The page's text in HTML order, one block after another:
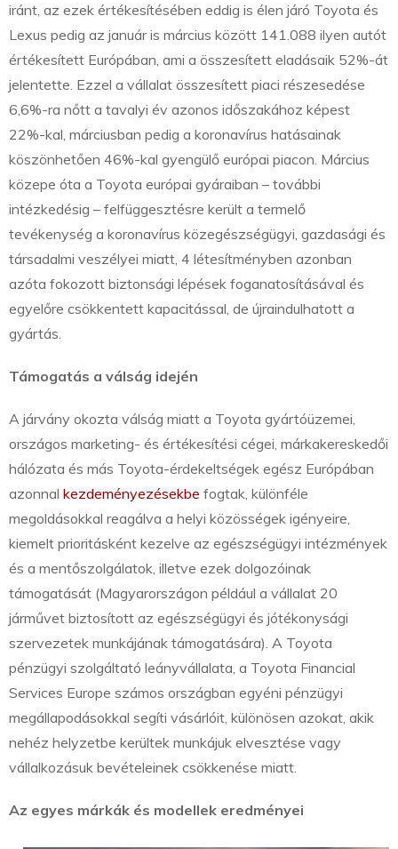
iránt, az ezek értékesítésében eddig is élen járó Toyota és
Lexus pedig az január is március között 141.088 ilyen autót
értékesített Európában, ami a összesített eladásaik 52%-át
jelentette. Ezzel a vállalat összesített piaci részesedése
6,6%-ra nőtt a tavalyi év azonos időszakához képest
22%-kal, márciusban pedig a koronavírus hatásainak
köszönhetően 46%-kal gyengülő európai piacon. Március
közepe óta a Toyota európai gyáraiban – további
intézkedésig – felfüggesztésre került a termelő
tevékenység a koronavírus közegészségügyi, gazdasági és
társadalmi veszélyei miatt, 4 létesítményben azonban
azóta fokozott biztonsági lépések foganatosításával és
egyelőre csökkentett kapacitással, de újraindulhatott a
gyártás.
Támogatás a válság idején
A járvány okozta válság miatt a Toyota gyártóüzemei,
országos marketing- és értékesítési cégei, márkakereskedői
hálózata és más Toyota-érdekeltségek egész Európában
azonnal kezdeményezésekbe fogtak, különféle
megoldásokkal reagálva a helyi közösségek igényeire,
kiemelt prioritásként kezelve az egészségügyi intézmények
és a mentőszolgálatok, illetve ezek dolgozóinak
támogatását (Magyarországon például a vállalat 20
járművet biztosított az egészségügyi és jótékonysági
szervezetek munkájának támogatására). A Toyota
pénzügyi szolgáltató leányvállalata, a Toyota Financial
Services Europe számos országban egyéni pénzügyi
megállapodásokkal segíti vásárlóit, különösen azokat, akik
nehéz helyzetbe kerültek munkájuk elvesztése vagy
vállalkozásuk bevételeinek csökkenése miatt.
Az egyes márkák és modellek eredményei